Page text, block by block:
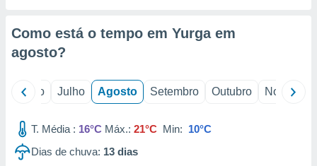
através
estudos
Como está o tempo em Yurga em
agosto?
Junho Julho Agosto Setembro Outubro Novembro
T. Média : 16°C Máx.: 21°C Min: 10°C
Dias de chuva: 13 dias